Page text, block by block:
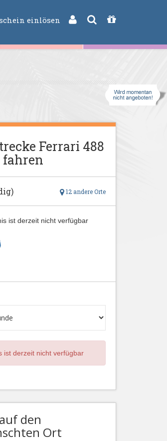
einlösen
Ferrari 488
fahren
12 andere Orte
ist derzeit nicht verfügbar
ist derzeit nicht verfügbar
den
Ort